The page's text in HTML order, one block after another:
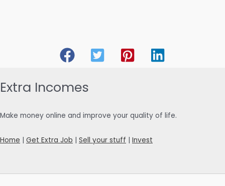
Extra Incomes
Make money online and improve your quality of life.
Home Get Extra Job Sell your stuff Invest